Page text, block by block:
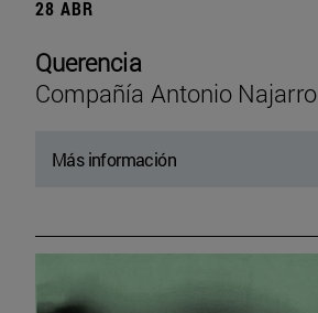
28 ABR
Querencia
Compañía Antonio Najarro
Más información